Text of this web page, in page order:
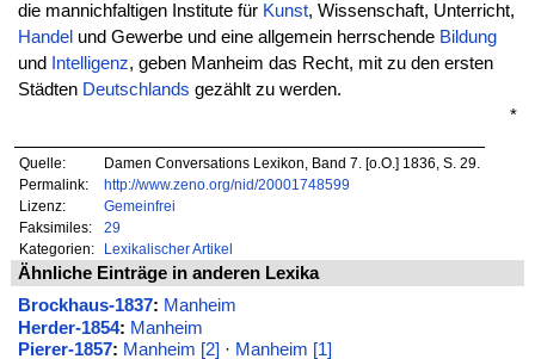
die mannichfaltigen Institute für Kunst, Wissenschaft, Unterricht,
Handel und Gewerbe und eine allgemein herrschende Bildung
und
Intelligenz, geben Manheim das Recht, mit zu den ersten
Städten Deutschlands gezählt zu werden.
*
Quelle:
Damen Conversations Lexikon, Band 7. [o.O.] 1836, S. 29.
Permalink:
http://www.zeno.org/nid/20001748599
Lizenz:
Gemeinfrei
Faksimiles:
29
Kategorien:
Lexikalischer Artikel
Ähnliche Einträge in anderen Lexika
Brockhaus-1837: Manheim
Herder-1854: Manheim
Pierer-1857: Manheim [2] · Manheim [1]